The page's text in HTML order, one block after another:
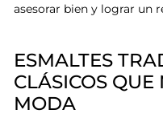
asesorar bien y lograr un
ESMALTES
CLÁSICOS
MODA